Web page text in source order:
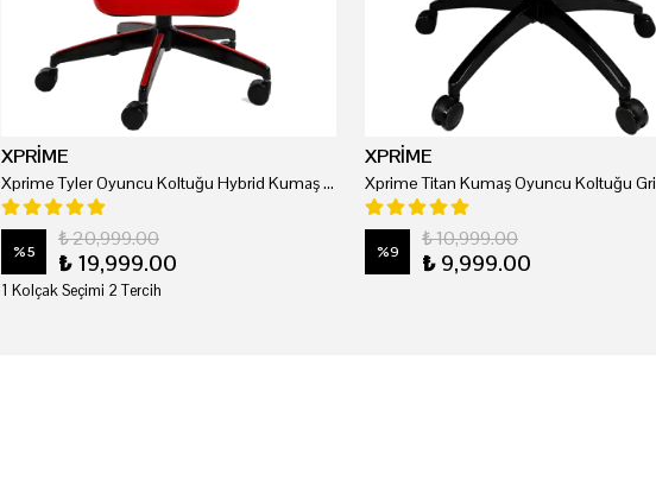
XPRİME
Xprime Tyler Oyuncu Koltuğu Hybrid Kumaş Kırmızı
%5
₺ 20,999.00
₺ 19,999.00
1 Kolçak Seçimi 2 Tercih
XPRİME
Xprime Titan Kumaş Oyuncu Koltuğu Gri
%9
₺ 10,999.00
₺ 9,999.00